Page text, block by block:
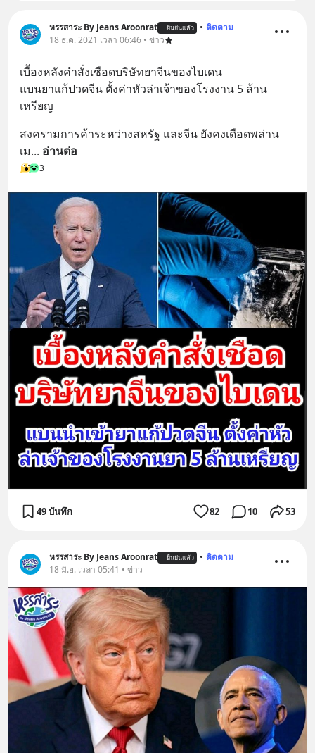
หรรสาระ By Jeans Aroonrat ยืนยันแล้ว • ติดตาม
18 ธ.ค. 2021 เวลา 06:46 • ข่าว
เบื้องหลังคำสั่งเชือดบริษัทยาจีนของไบเดน
แบนยาแก้ปวดจีน ตั้งค่าหัวล่าเจ้าของโรงงาน 5 ล้าน
เหรียญ
สงครามการค้าระหว่างสหรัฐ และจีน ยังคงเดือดพล่าน
เม... อ่านต่อ
3
49 บันทึก 82 10 53
หรรสาระ By Jeans Aroonrat ยืนยันแล้ว • ติดตาม
18 มิ.ย. เวลา 05:41 • ข่าว